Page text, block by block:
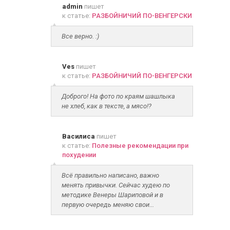
admin пишет
к статье: РАЗБОЙНИЧИЙ ПО-ВЕНГЕРСКИ
Все верно. :)
Vesпишет
к статье: РАЗБОЙНИЧИЙ ПО-ВЕНГЕРСКИ
Доброго! На фото по краям шашлыка
не хлеб, как в тексте, а мясо!?
Василиса пишет
к статье: Полезные рекомендации при
похудении
Всё правильно написано, важно
менять привычки. Сейчас худею по
методике Венеры Шариповой и в
первую очередь меняю свои...